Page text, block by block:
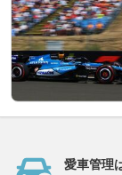
愛車管理